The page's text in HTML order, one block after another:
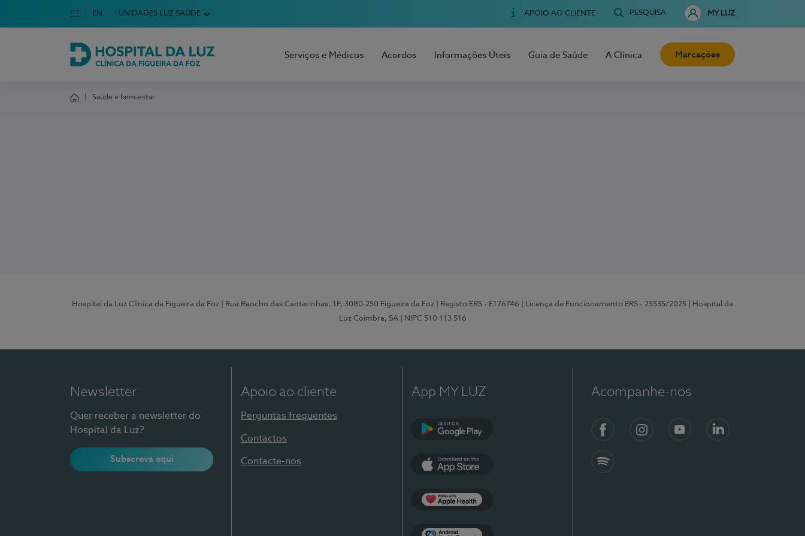
Escolha o seu idioma
Idioma em Português
PT English Language
EN UNIDADES LUZ SAÚDE APOIO AO CLIENTE PESQUISA MY LUZ
Hospital da Luz Clínica da Figueira da Foz
Serviços e Médicos Acordos Informações Úteis Guia de Saúde A Clínica Marcações
Saúde e bem-estar
Hospital da Luz Clínica da Figueira da Foz | Rua Rancho das Cantarinhas, 1F, 3080-250 Figueira da Foz | Registo ERS - E176746 | Licença de Funcionamento ERS - 25535/2025
| Hospital da
Luz Coimbra, SA
| NIPC 510 113 516
Newsletter
Quer receber a newsletter do
Hospital da Luz?
Subscreva aqui
Apoio ao cliente
Perguntas frequentes
Contactos
Contacte-nos
App MY LUZ Acompanhe-nos